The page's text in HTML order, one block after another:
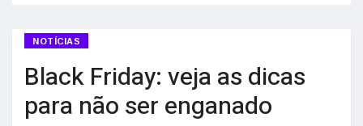
NOTÍCIAS
Black Friday: veja as dicas
para não ser enganado